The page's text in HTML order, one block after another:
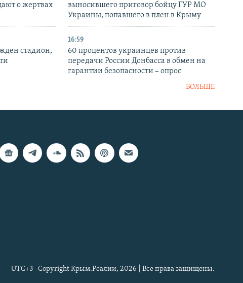
о жертвах
выносившего приговор бойцу ГУР МО
Украины, попавшего в плен в Крыму
стадион,
16:59
60 процентов украинцев против
передачи России Донбасса в обмен на
гарантии безопасности – опрос
БОЛЬШЕ
Copyright Крым.Реалии, 2026 | Все права защищены.
UTC+3